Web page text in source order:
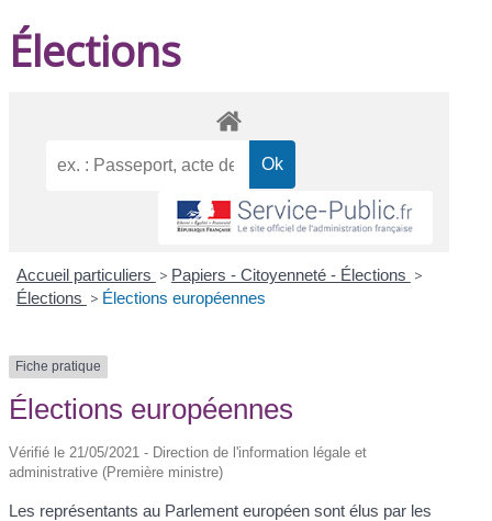
Élections
Accueil particuliers > Papiers - Citoyenneté - Élections >
Élections > Élections européennes
Fiche pratique
Élections européennes
Vérifié le 21/05/2021 - Direction de l'information légale et
administrative (Première ministre)
Les représentants au Parlement européen sont élus par les